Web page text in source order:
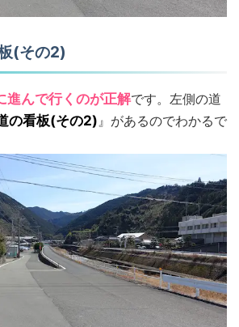
(その2)
進んで行くのが正解です。左側の道
の看板(その2) 』があるのでわかるで